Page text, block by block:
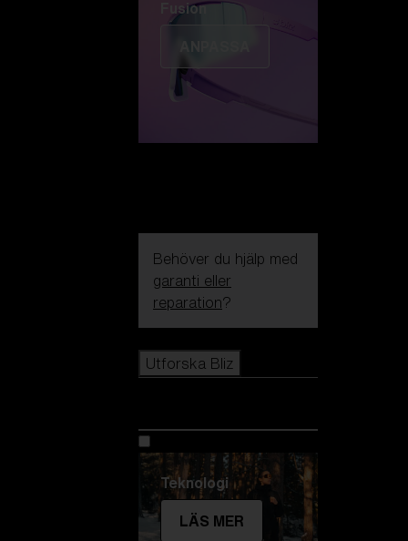
Fusion
Behöver du hjälp med
garanti eller
reparation?
Utforska Bliz
Teknologi
LÄS MER